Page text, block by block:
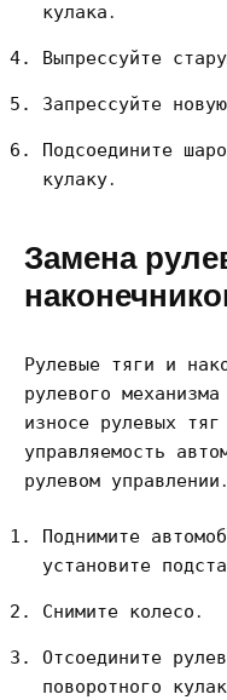
кулака․
Выпрессуйте
Запрессуйте
Подсоедините
кулаку․
Замена
Рулевые тяги и
рулевого
износе рулевых
управляемость
рулевом управлении․
Поднимите
установите
Снимите колесо․
Отсоедините
поворотного